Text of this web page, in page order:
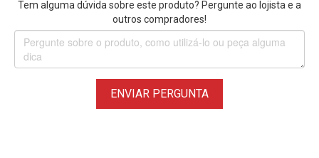
• Vara Boom Rode Micro Boompole
• Vara Boom Rode Micro Boompole Pro
• Vara Boom Rode Mini Boompole Compacta
• Entre outras Vara de Boom Rode Boompole...
Tem alguma dúvida sobre este produto? Pergunte ao lojista e a
outros compradores!
ENVIAR PERGUNTA